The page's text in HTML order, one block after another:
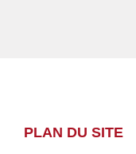
PLAN DU SITE